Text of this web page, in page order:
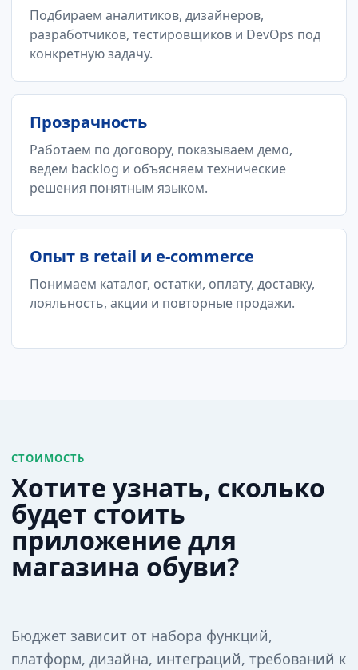
Подбираем аналитиков, дизайнеров,
разработчиков, тестировщиков и DevOps под
конкретную задачу.
Прозрачность
Работаем по договору, показываем демо,
ведем backlog и объясняем технические
решения понятным языком.
Опыт в retail и e-commerce
Понимаем каталог, остатки, оплату, доставку,
лояльность, акции и повторные продажи.
СТОИМОСТЬ
Хотите узнать, сколько
будет стоить
приложение для
магазина обуви?
Бюджет зависит от набора функций,
платформ, дизайна, интеграций, требований к